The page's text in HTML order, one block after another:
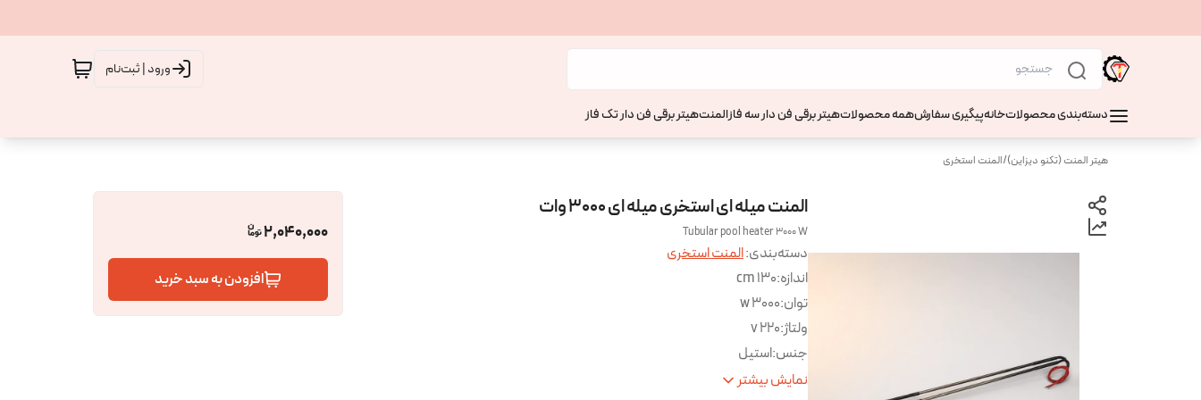
ورود | ثبت‌نام
دسته‌بندی محصولاتخانهپیگیری سفارشهمه محصولاتهیتر برقی فن دار سه فازالمنتهیتر برقی فن دار تک فاز
هیتر المنت (تکنو دیزاین)/المنت استخری
المنت میله ای استخری میله ای 3000 وات
Tubular pool heater 3000 W
دسته‌بندی:المنت استخری
اندازه:
130 cm
توان:
3000 w
ولتاژ:
220 v
جنس:استیل
مناسب برای لیتراژ
نمایش بیشتر
2,040,000
افزودن به سبد خرید